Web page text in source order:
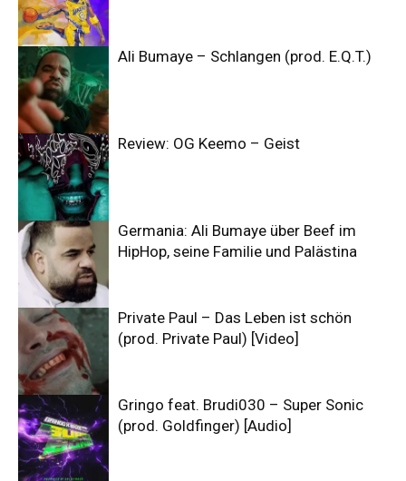
Ali Bumaye – Schlangen (prod. E.Q.T.)
Review: OG Keemo – Geist
Germania: Ali Bumaye über Beef im
HipHop, seine Familie und Palästina
Private Paul – Das Leben ist schön
(prod. Private Paul) [Video]
Gringo feat. Brudi030 – Super Sonic
(prod. Goldfinger) [Audio]